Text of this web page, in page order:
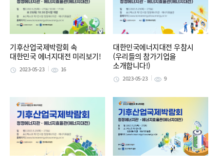
기후산업국제박람회 속
대한민국 에너지대전 미리보기!
2023-05-23 16
대한민국에너지대전 우참시
(우리들의 참가기업을
소개합니다!)
2023-05-23 9